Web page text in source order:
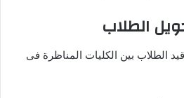
الطلاب
الطلاب بين الكليات المناظرة فى